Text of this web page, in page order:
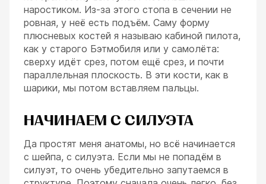
наростиком. Из-за этого стопа в сечении не
ровная, у неё есть подъём. Саму форму
плюсневых костей я называю кабиной пилота,
как у старого Бэтмобиля или у самолёта:
сверху идёт срез, потом ещё срез, и почти
параллельная плоскость. В эти кости, как в
шарики, мы потом вставляем пальцы.
НАЧИНАЕМ С СИЛУЭТА
Да простят меня анатомы, но всё начинается
с шейпа, с силуэта. Если мы не попадём в
силуэт, то очень убедительно запутаемся в